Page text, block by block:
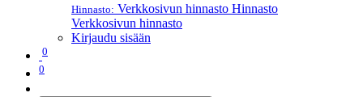
Hinnasto: Verkkosivun hinnasto Hinnasto
Verkkosivun hinnasto
Kirjaudu sisään
0
0